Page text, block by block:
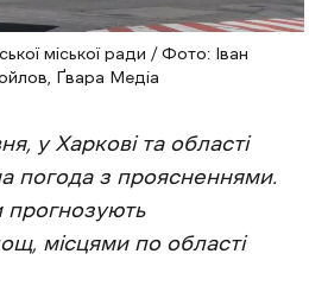
міської ради / Фото: Іван
Ґвара Медіа
у Харкові та області
погода з проясненнями.
прогнозують
місцями по області